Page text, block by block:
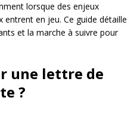
lorsque des enjeux
en jeu. Ce guide détaille
et la marche à suivre pour
une lettre de
?